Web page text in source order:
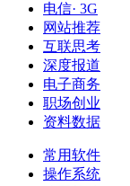
电信· 3G
网站推荐
互联思考
深度报道
电子商务
职场创业
资料数据
常用软件
操作系统